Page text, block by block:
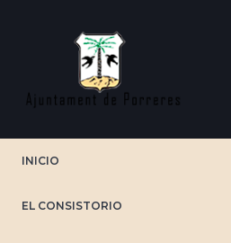
INICIO
EL CONSISTORIO